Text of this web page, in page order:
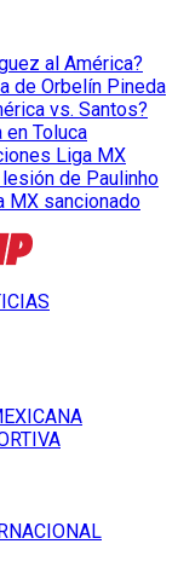
al América?
de Orbelín Pineda
vs. Santos?
Toluca
Liga MX
de Paulinho
MX sancionado